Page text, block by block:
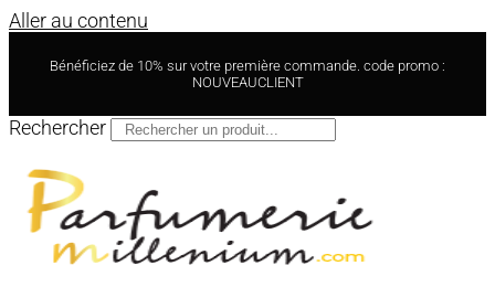
Aller au contenu
Bénéficiez de 10% sur votre première commande. code promo :
NOUVEAUCLIENT
Rechercher